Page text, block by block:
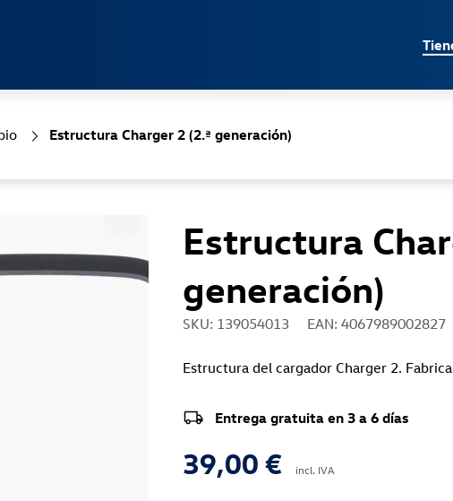
Estructura Charger 2 (2.ª generación)
Estructura
generación)
SKU: 139054013 EAN: 4067989002827
Estructura del cargador Charger 2.
Entrega gratuita en 3 a 6 días
39,00 € incl. IVA